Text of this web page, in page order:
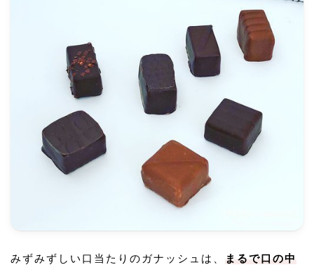
みずみずしい口当たりのガナッシュは、
まるで口の中